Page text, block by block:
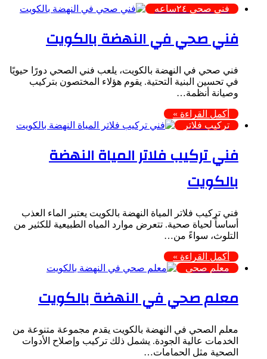
فني صحي ٢٤ساعه
فني صحي في النهضة بالكويت
فني صحي في النهضة بالكويت، يلعب فني الصحي دورًا حيويًا
في تحسين البنية التحتية. يقوم هؤلاء المختصون بتركيب
وصيانة أنظمة…
أكمل القراءة »
تركيب فلاتر
فني تركيب فلاتر المياة النهضة
بالكويت
فني تركيب فلاتر المياة النهضة بالكويت يعتبر الماء العذب
أساساً لحياة صحية. تتعرض موارد المياه الطبيعية للكثير من
التلوث، سواءً من…
أكمل القراءة »
معلم صحي
معلم صحي في النهضة بالكويت
معلم الصحي في النهضة بالكويت يقدم مجموعة متنوعة من
الخدمات عالية الجودة. يشمل ذلك تركيب وإصلاح الأدوات
الصحية مثل الحمامات…